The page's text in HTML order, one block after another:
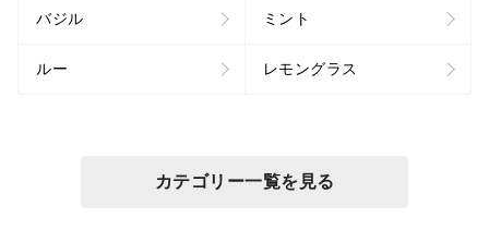
バジル ミント
ルー レモングラス
カテゴリー一覧を見る